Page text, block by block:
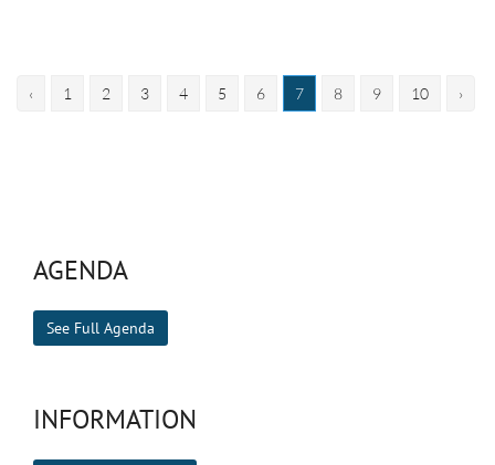
‹ 1 2 3 4 5 6 7 8 9 10 ›
AGENDA
See Full Agenda
INFORMATION